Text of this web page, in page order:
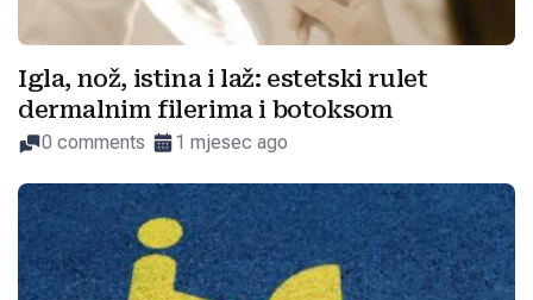
Igla, nož, istina i laž: estetski rulet
dermalnim filerima i botoksom
0 comments 1 mjesec ago